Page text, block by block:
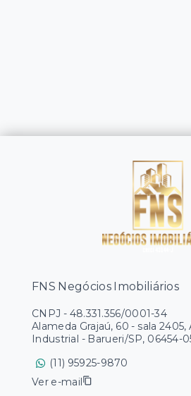
FNS Negócios Imobiliários
CNPJ - 48.331.356/0001-34
Alameda Grajaú, 60 - sala 2405,
Industrial - Barueri/SP, 06454-
(11) 95925-9870
Ver e-mail